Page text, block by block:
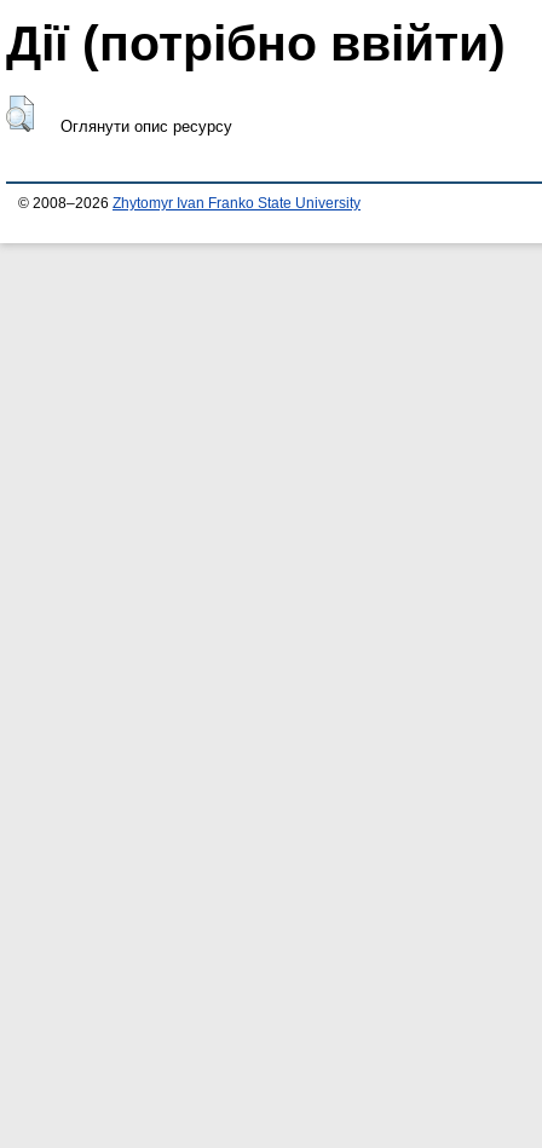
Дії ​​(потрібно ввійти)
Оглянути опис ресурсу
© 2008–2026 Zhytomyr Ivan Franko State University